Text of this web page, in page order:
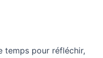
temps pour réfléchir,